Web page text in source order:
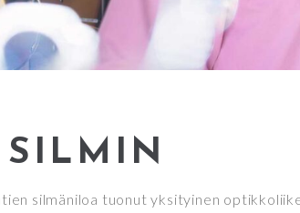
silmäniloa tuonut yksityinen